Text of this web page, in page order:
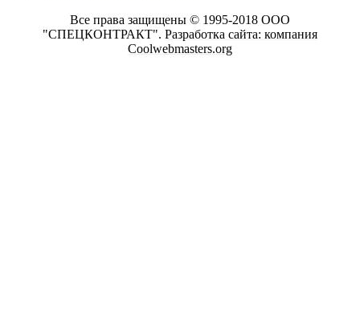
Все права защищены © 1995-2018 ООО
"СПЕЦКОНТРАКТ". Разработка сайта: компания
Coolwebmasters.org